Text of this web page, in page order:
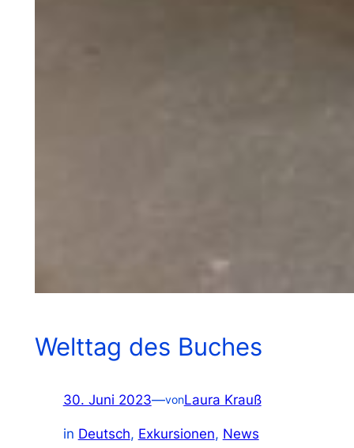
Welttag des Buches
30. Juni 2023—vonLaura Krauß
in Deutsch, Exkursionen, News